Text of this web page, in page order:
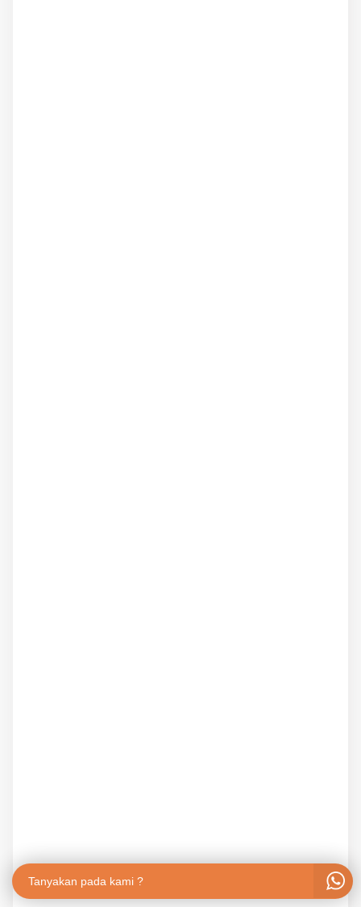
Tanyakan pada kami ?